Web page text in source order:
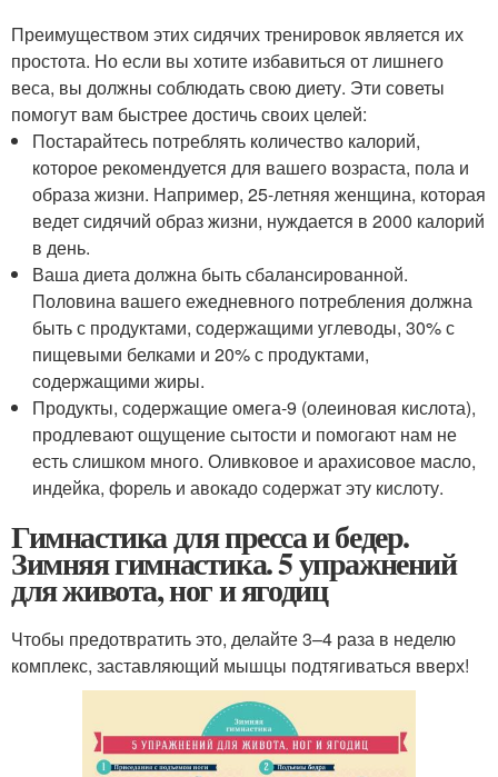
Преимуществом этих сидячих тренировок является их
простота. Но если вы хотите избавиться от лишнего
веса, вы должны соблюдать свою диету. Эти советы
помогут вам быстрее достичь своих целей:
Постарайтесь потреблять количество калорий,
которое рекомендуется для вашего возраста, пола и
образа жизни. Например, 25-летняя женщина, которая
ведет сидячий образ жизни, нуждается в 2000 калорий
в день.
Ваша диета должна быть сбалансированной.
Половина вашего ежедневного потребления должна
быть с продуктами, содержащими углеводы, 30% с
пищевыми белками и 20% с продуктами,
содержащими жиры.
Продукты, содержащие омега-9 (олеиновая кислота),
продлевают ощущение сытости и помогают нам не
есть слишком много. Оливковое и арахисовое масло,
индейка, форель и авокадо содержат эту кислоту.
Гимнастика для пресса и бедер.
Зимняя гимнастика. 5 упражнений
для живота, ног и ягодиц
Чтобы предотвратить это, делайте 3–4 раза в неделю
комплекс, заставляющий мышцы подтягиваться вверх!